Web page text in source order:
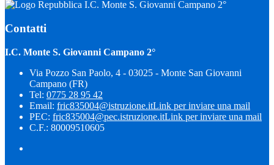
I.C. Monte S. Giovanni Campano 2°
Contatti
I.C. Monte S. Giovanni Campano 2°
Via Pozzo San Paolo, 4 - 03025 - Monte San Giovanni
Campano (FR)
Tel: 0775 28 95 42
Email: fric835004@istruzione.itLink per inviare una mail
PEC: fric835004@pec.istruzione.itLink per inviare una mail
C.F.: 80009510605